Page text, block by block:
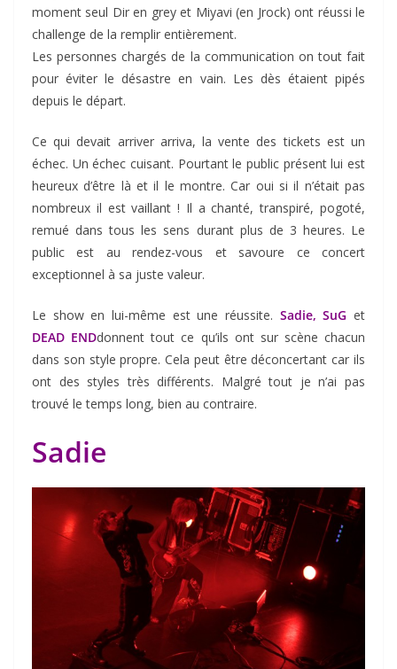
moment seul Dir en grey et Miyavi (en Jrock) ont réussi le
challenge de la remplir entièrement.
Les personnes chargés de la communication on tout fait
pour éviter le désastre en vain. Les dès étaient pipés
depuis le départ.
Ce qui devait arriver arriva, la vente des tickets est un
échec. Un échec cuisant. Pourtant le public présent lui est
heureux d’être là et il le montre. Car oui si il n’était pas
nombreux il est vaillant ! Il a chanté, transpiré, pogoté,
remué dans tous les sens durant plus de 3 heures. Le
public est au rendez-vous et savoure ce concert
exceptionnel à sa juste valeur.
Le show en lui-même est une réussite. Sadie, SuGet
DEAD ENDdonnent tout ce qu’ils ont sur scène chacun
dans son style propre. Cela peut être déconcertant car ils
ont des styles très différents. Malgré tout je n’ai pas
trouvé le temps long, bien au contraire.
Sadie